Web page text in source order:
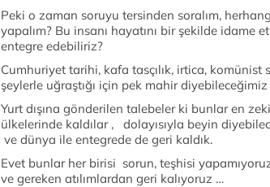
Peki o zaman soruyu tersinden soralım,
yapalım? Bu insanı hayatını bir şekilde idame
entegre edebiliriz?
Cumhuriyet tarihi, kafa tasçılık, irtica,
şeylerle uğraştığı için pek mahir
Yurt dışına gönderilen talebeler ki bunlar en
ülkelerinde kaldılar , dolayısıyla beyin
ve dünya ile entegrede de geri kaldık.
Evet bunlar her birisi sorun, teşhisi
ve gereken atılımlardan geri kalıyoruz …